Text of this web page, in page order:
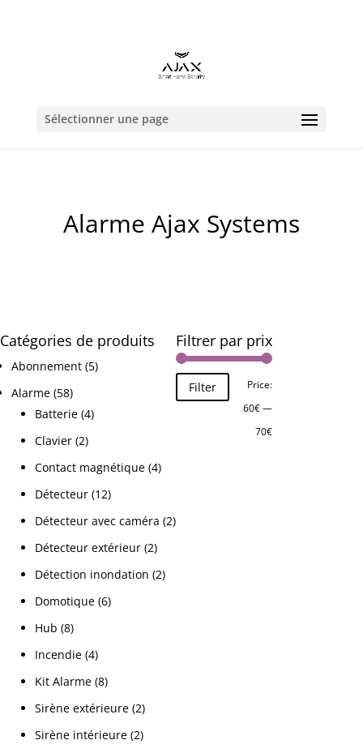
Sélectionner une page
Alarme Ajax Systems
Catégories de produits
Abonnement (5)
Alarme (58)
Batterie (4)
Clavier (2)
Contact magnétique (4)
Détecteur (12)
Détecteur avec caméra (2)
Détecteur extérieur (2)
Détection inondation (2)
Domotique (6)
Hub (8)
Incendie (4)
Kit Alarme (8)
Sirène extérieure (2)
Sirène intérieure (2)
Filtrer par prix
Filter
Price:
60€—
70€